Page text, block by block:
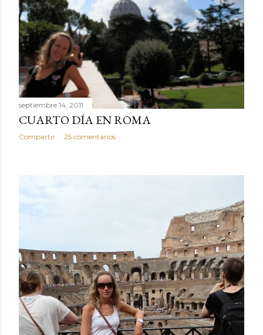
septiembre 14, 2011
CUARTO DÍA EN ROMA
Compartir 25 comentarios